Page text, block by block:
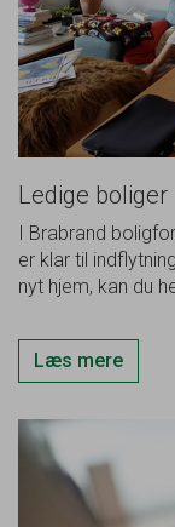
Ledige boliger
I Brabrand
er klar til
nyt hjem, kan du
Læs mere